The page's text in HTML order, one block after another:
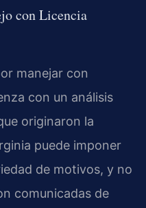
con Licencia
manejar con
con un análisis
originaron la
puede imponer
de motivos, y no
comunicadas de